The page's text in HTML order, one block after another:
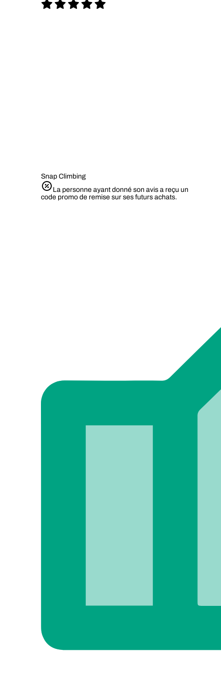
Snap Climbing
La personne ayant donné son avis a reçu un
code promo de remise sur ses futurs achats.